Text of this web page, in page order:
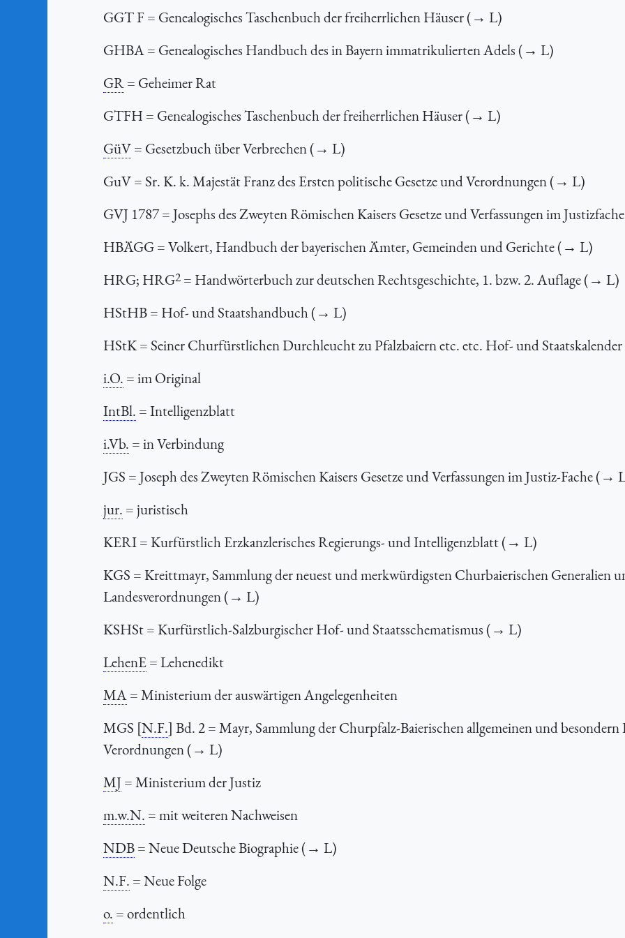
GGT F= Genealogisches Taschenbuch der freiherrlichen Häuser (→ L)
GHBA= Genealogisches Handbuch des in Bayern immatrikulierten Adels (→ L)
GR= Geheimer Rat
GTFH = Genealogisches Taschenbuch der freiherrlichen Häuser (→ L)
GüV= Gesetzbuch über Verbrechen (→ L)
GuV= Sr. K. k. Majestät Franz des Ersten politische Gesetze und Verordnungen (→ L)
GVJ 1787= Josephs des Zweyten Römischen Kaisers Gesetze und Verfassungen im
HBÄGG= Volkert, Handbuch der bayerischen Ämter, Gemeinden und Gerichte (→ L)
HRG; HRG2 = Handwörterbuch zur deutschen Rechtsgeschichte, 1. bzw. 2. Auflage (→ L)
HStHB= Hof- und Staatshandbuch (→ L)
HStK= Seiner Churfürstlichen Durchleucht zu Pfalzbaiern etc. etc. Hof- und
i.O. = im Original
IntBl. = Intelligenzblatt
i.Vb. = in Verbindung
JGS = Joseph des Zweyten Römischen Kaisers Gesetze und Verfassungen im Justiz-Fache (→
jur. = juristisch
KERI= Kurfürstlich Erzkanzlerisches Regierungs- und Intelligenzblatt (→ L)
KGS = Kreittmayr, Sammlung der neuest und merkwürdigsten Churbaierischen Generalien
Landesverordnungen (→ L)
KSHSt= Kurfürstlich-Salzburgischer Hof- und Staatsschematismus (→ L)
LehenE= Lehenedikt
MA= Ministerium der auswärtigen Angelegenheiten
MGS [N.F.] Bd. 2 = Mayr, Sammlung der Churpfalz-Baierischen allgemeinen und besondern
Verordnungen (→ L)
MJ = Ministerium der Justiz
m.w.N. = mit weiteren Nachweisen
NDB= Neue Deutsche Biographie (→ L)
N.F. = Neue Folge
o. = ordentlich